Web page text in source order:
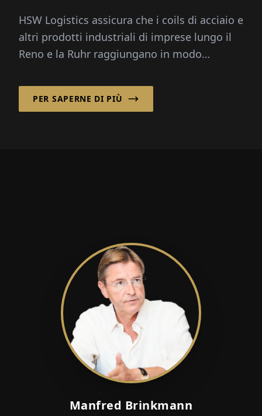
HSW Logistics assicura che i coils di acciaio e
altri prodotti industriali di imprese lungo il
Reno e la Ruhr raggiungano in modo
PER SAPERNE DI PIÙ
Manfred Brinkmann